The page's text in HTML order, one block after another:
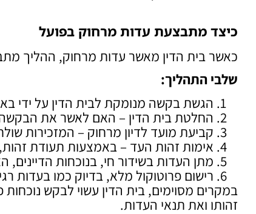
כיצד מתבצעת עדות מרחוק בפועל
כאשר בית הדין מאשר עדות מרחוק, ההליך
שלבי התהליך:
הגשת בקשה מנומקת לבית הדין על ידי בא
החלטת בית הדין – האם לאשר את הבקשה,
קביעת מועד לדיון מרחוק – המזכירות
אימות זהות העד – באמצעות תעודת
מתן העדות בשידור חי, בנוכחות הדיינים,
רישום פרוטוקול מלא, בדיוק כמו בעדות
במקרים מסוימים, בית הדין עשוי לבקש
זהותו ואת תנאי העדות.